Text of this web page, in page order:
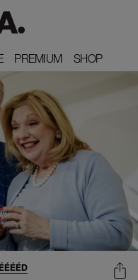
PREMIUM
PREMIUM SHOP
SHOP